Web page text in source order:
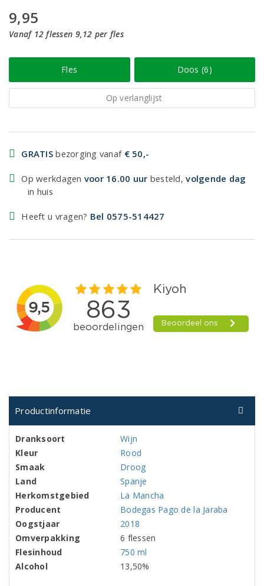
9,95
Vanaf 12 flessen 9,12 per fles
Fles Doos (6)
Op verlanglijst
GRATIS bezorging vanaf € 50,-
Op werkdagen voor 16.00 uur besteld,volgende dag
in huis
Heeft u vragen? Bel 0575-514427
Productinformatie
Dranksoort
Wijn
Kleur
Rood
Smaak
Droog
Land
Spanje
Herkomstgebied
La Mancha
Producent
Bodegas Pago de la Jaraba
Oogstjaar
2018
Omverpakking
6 flessen
Flesinhoud
750 ml
Alcohol
13,50%